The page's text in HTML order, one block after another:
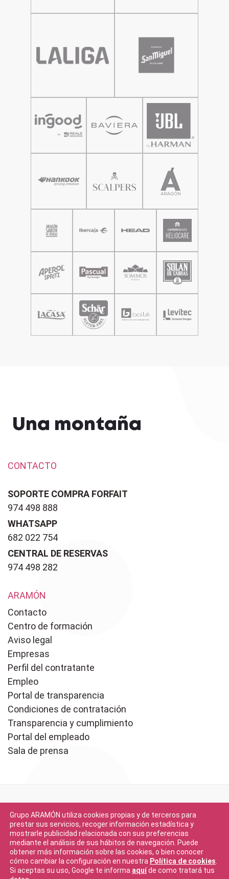
Una montaña
CONTACTO
SOPORTE COMPRA FORFAIT
974 498 888
WHATSAPP
682 022 754
CENTRAL DE RESERVAS
974 498 282
ARAMÓN
Contacto
Centro de formación
Aviso legal
Empresas
Perfil del contratante
Empleo
Portal de transparencia
Condiciones de contratación
Transparencia y cumplimiento
Portal del empleado
Sala de prensa
Descargar en
App Store
Grupo ARAMÓN utiliza cookies propias y de terceros para
prestar sus servicios, recoger información estadística y
mostrarle publicidad relacionada con sus preferencias
mediante el análisis de sus hábitos de navegación. Puede
obtener más información sobre las cookies, o bien conocer
cómo cambiar la configuración en nuestra Política de cookies
Si aceptas su uso, Google te informa aquíde como tratará tus